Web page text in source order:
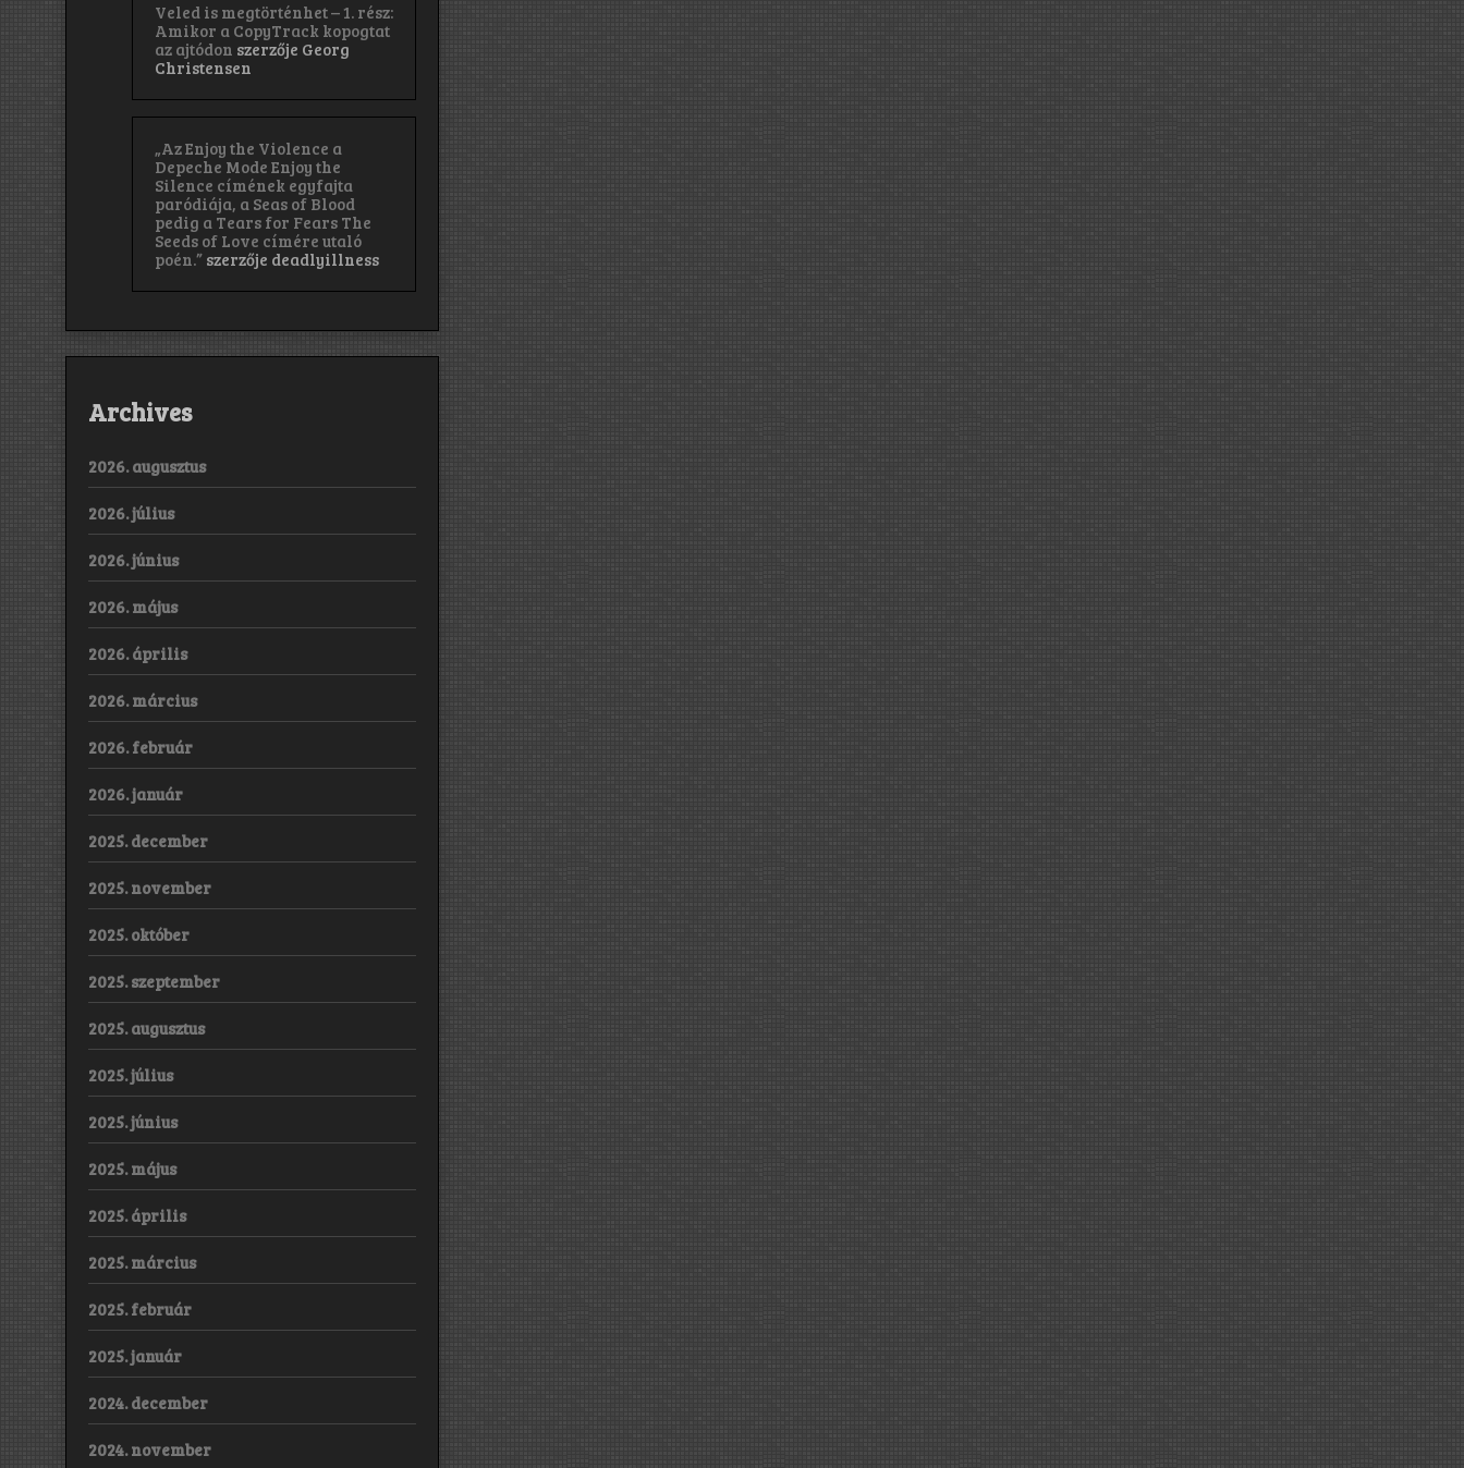
Veled is megtörténhet – 1. rész:
Amikor a CopyTrack kopogtat
az ajtódon szerzője Georg
Christensen
„Az Enjoy the Violence a
Depeche Mode Enjoy the
Silence címének egyfajta
paródiája, a Seas of Blood
pedig a Tears for Fears The
Seeds of Love címére utaló
poén.” szerzője deadlyillness
Archives
2026. augusztus
2026. július
2026. június
2026. május
2026. április
2026. március
2026. február
2026. január
2025. december
2025. november
2025. október
2025. szeptember
2025. augusztus
2025. július
2025. június
2025. május
2025. április
2025. március
2025. február
2025. január
2024. december
2024. november